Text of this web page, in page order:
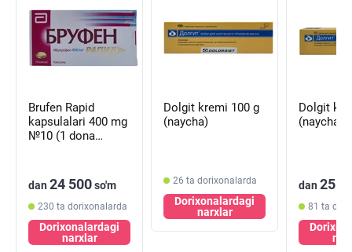
Brufen Rapid
kapsulalari 400 mg
№10 (1 dona
dan 24 500so'm
230 ta dorixonalarda
Dorixonalardagi
narxlar
Dolgit kremi 100 g
(naycha)
26 ta dorixonalarda
Dorixonalardagi
narxlar
Dolgit
(naycha)
dan 25
81 ta